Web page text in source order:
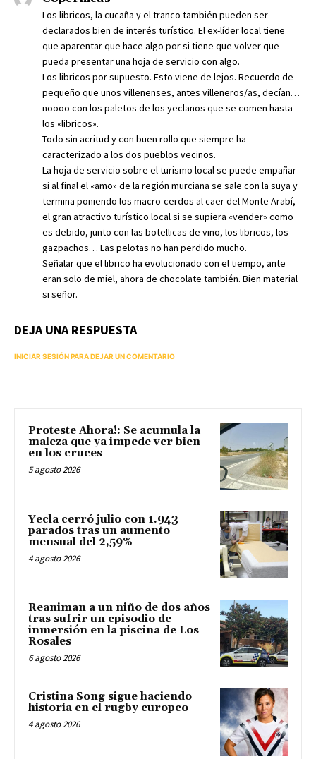
Los libricos, la cucaña y el tranco también pueden ser
declarados bien de interés turístico. El ex-líder local tiene
que aparentar que hace algo por si tiene que volver que
pueda presentar una hoja de servicio con algo.
Los libricos por supuesto. Esto viene de lejos. Recuerdo de
pequeño que unos villenenses, antes villeneros/as, decían…
noooo con los paletos de los yeclanos que se comen hasta
los «libricos».
Todo sin acritud y con buen rollo que siempre ha
caracterizado a los dos pueblos vecinos.
La hoja de servicio sobre el turismo local se puede empañar
si al final el «amo» de la región murciana se sale con la suya y
termina poniendo los macro-cerdos al caer del Monte Arabí,
el gran atractivo turístico local si se supiera «vender» como
es debido, junto con las botellicas de vino, los libricos, los
gazpachos… Las pelotas no han perdido mucho.
Señalar que el librico ha evolucionado con el tiempo, ante
eran solo de miel, ahora de chocolate también. Bien material
si señor.
DEJA UNA RESPUESTA
INICIAR SESIÓN PARA DEJAR UN COMENTARIO
Proteste Ahora!: Se acumula la
maleza que ya impede ver bien
en los cruces
5 agosto 2026
Yecla cerró julio con 1.943
parados tras un aumento
mensual del 2,59%
4 agosto 2026
Reaniman a un niño de dos años
tras sufrir un episodio de
inmersión en la piscina de Los
Rosales
6 agosto 2026
Cristina Song sigue haciendo
historia en el rugby europeo
4 agosto 2026